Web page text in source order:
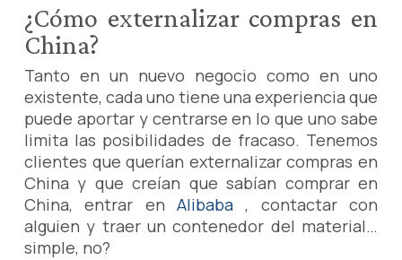
¿Cómo externalizar compras en
China?
Tanto en un nuevo negocio como en uno
existente, cada uno tiene una experiencia que
puede aportar y centrarse en lo que uno sabe
limita las posibilidades de fracaso. Tenemos
clientes que querían externalizar compras en
China y que creían que sabían comprar en
China, entrar en Alibaba , contactar con
alguien y traer un contenedor del material…
simple, no?